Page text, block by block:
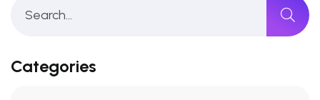
Categories